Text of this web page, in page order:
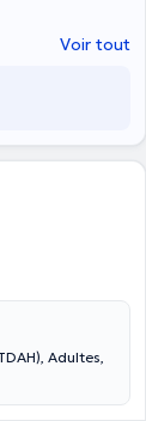
Voir tout
Adultes,